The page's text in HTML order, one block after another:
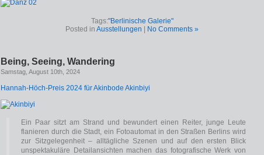
Tags:"Berlinische Galerie"
Posted in Ausstellungen No Comments »
Being, Seeing, Wandering
Samstag, August 10th, 2024
Hannah-Höch-Preis 2024 für Akinbode Akinbiyi
Ein Paar sitzt am Strand und bewundert einen Reiter, junge Leute
flanieren durch die Stadt, ein Fotoautomat in den Straßen Berlins wird
zur Sitzgelegenheit – alltägliche Szenen und auf den ersten Blick
unspektakuläre Detailansichten machen das fotografische Werk von